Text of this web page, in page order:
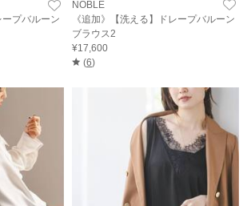
ープバルーン
NOBLE
《追加》【洗える】ドレープバルーン
ブラウス2
¥17,600
(6)